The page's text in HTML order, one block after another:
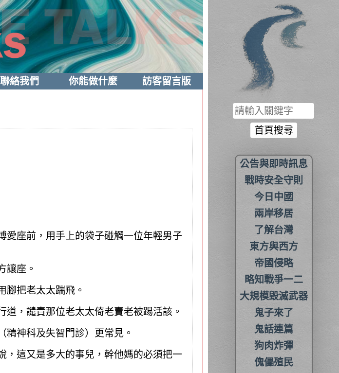
聯絡我們 你能做什麼 訪客留言版
愛座前，用手上的袋子碰觸一位年輕男子
讓座。
腳把老太太踹飛。
，譴責那位老太太倚老賣老被踢活該。
神科及失智門診）更常見。
，這又是多大的事兒，幹他媽的必須把一
公告與即時訊息
戰時安全守則
今日中國
兩岸移居
了解台灣
東方與西方
帝國侵略
略知戰爭一二
大規模毀滅武器
鬼子來了
鬼話連篇
狗肉炸彈
傀儡殖民